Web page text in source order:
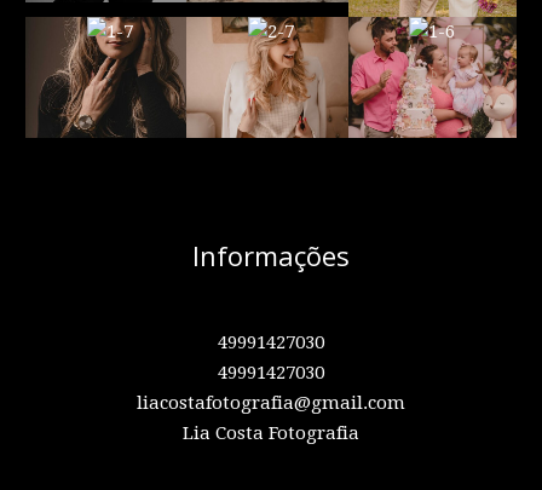
Informações
49991427030
49991427030
liacostafotografia@gmail.com
Lia Costa Fotografia